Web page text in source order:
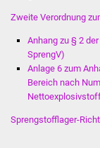
Zweite Verordnung
Anhang zu § 2
SprengV)
Anlage 6 zum
Bereich nach
Sprengstofflager-